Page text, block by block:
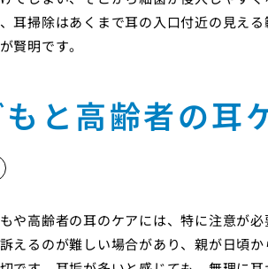
耳掃除はあくまで耳の入口付近の見え
賢明です。
と高齢者の耳
や高齢者の耳のケアには、特に注意が
えるのが難しい場合があり、親が日頃